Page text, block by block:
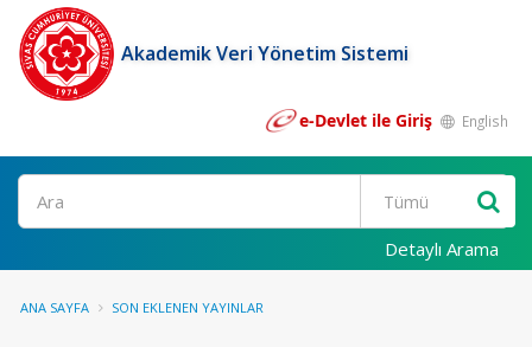
Akademik Veri Yönetim Sistemi
e-Devlet ile Giriş English
Ara
Detaylı Arama
ANA SAYFA SON EKLENEN YAYINLAR